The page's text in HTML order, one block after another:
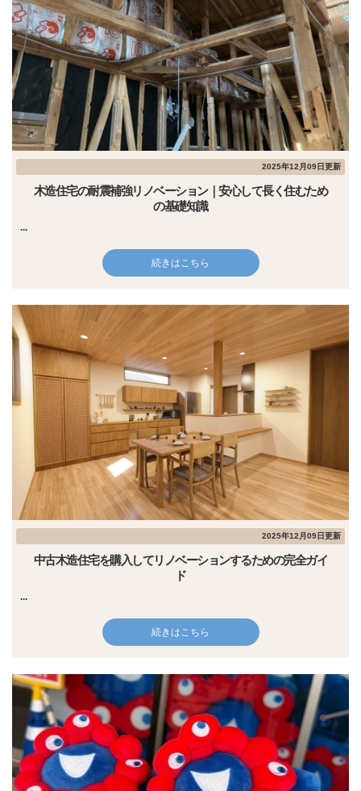
2025年12月09日更新
木造住宅の耐震補強リノベーション｜安心して長く住むため
の基礎知識
...
続きはこちら
2025年12月09日更新
中古木造住宅を購入してリノベーションするための完全ガイ
ド
...
続きはこちら